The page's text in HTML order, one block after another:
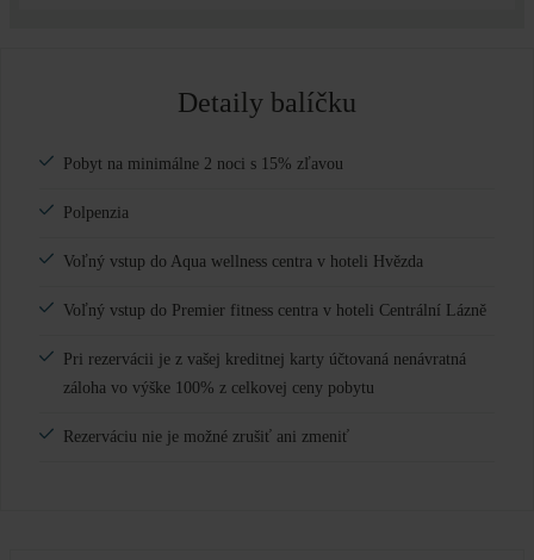
Detaily balíčku
Pobyt na minimálne 2 noci s 15% zľavou
Polpenzia
Voľný vstup do Aqua wellness centra v hoteli Hvězda
Voľný vstup do Premier fitness centra v hoteli Centrální Lázně
Pri rezervácii je z vašej kreditnej karty účtovaná nenávratná
záloha vo výške 100% z celkovej ceny pobytu
Rezerváciu nie je možné zrušiť ani zmeniť